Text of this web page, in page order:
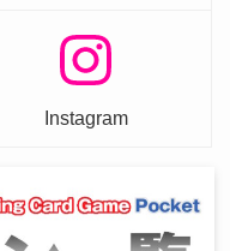
Instagram